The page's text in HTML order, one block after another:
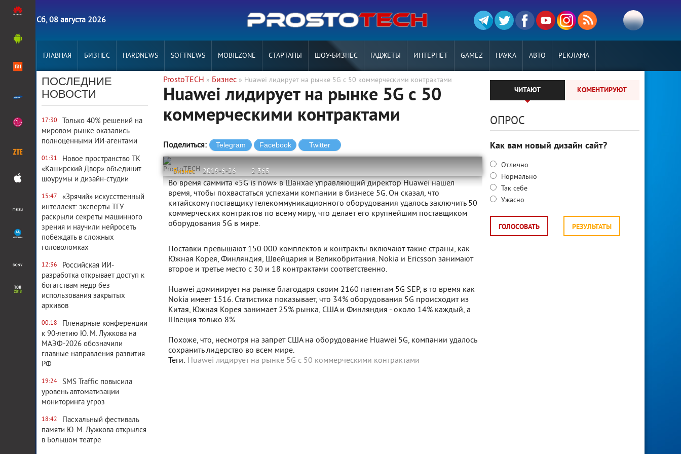
Сб, 08 августа 2026
ГЛАВНАЯ БИЗНЕС HARDNEWS SOFTNEWS MOBILZONE СТАРТАПЫ ШОУ-БИЗНЕС ГАДЖЕТЫ ИНТЕРНЕТ GAMEZ НАУКА АВТО РЕКЛАМА
ПОСЛЕДНИЕ
НОВОСТИ
17:30
Только 40% решений на
мировом рынке оказались
полноценными ИИ-агентами
01:31
Новое пространство ТК
«Каширский Двор» объединит
шоурумы и дизайн-студии
15:47
«Зрячий» искусственный
интеллект: эксперты ТГУ
раскрыли секреты машинного
зрения и научили нейросеть
побеждать в сложных
головоломках
12:36
Российская ИИ-
разработка открывает доступ к
богатствам недр без
использования закрытых
архивов
00:18
Пленарные конференции
к 90-летию Ю. М. Лужкова на
МАЭФ-2026 обозначили
главные направления развития
РФ
19:24
SMS Traffic повысила
уровень автоматизации
мониторинга угроз
18:42
Пасхальный фестиваль
памяти Ю. М. Лужкова открылся
в Большом театре
ProstoTECH » Бизнес » Huawei лидирует на рынке 5G с 50 коммерческими контрактами
Huawei лидирует на рынке 5G с 50
коммерческими контрактами
Поделиться:
Бизнес 2019-6-26 2 365
ProstoTECH
Во время саммита «5G is now» в Шанхае управляющий директор Huawei нашел
время, чтобы похвастаться успехами компании в бизнесе 5G. Он сказал, что
китайскому поставщику телекоммуникационного оборудования удалось заключить 50
коммерческих контрактов по всему миру, что делает его крупнейшим поставщиком
оборудования 5G в мире.
Поставки превышают 150 000 комплектов и контракты включают такие страны, как
Южная Корея, Финляндия, Швейцария и Великобритания. Nokia и Ericsson занимают
второе и третье место с 30 и 18 контрактами соответственно.
Huawei доминирует на рынке благодаря своим 2160 патентам 5G SEP, в то время как
Nokia имеет 1516. Статистика показывает, что 34% оборудования 5G происходит из
Китая, Южная Корея занимает 25% рынка, США и Финляндия - около 14% каждый, а
Швеция только 8%.
Похоже, что, несмотря на запрет США на оборудование Huawei 5G, компании удалось
сохранить лидерство во всем мире.
Теги: Huawei лидирует на рынке 5G с 50 коммерческими контрактами
ЧИТАЮТ КОМЕНТИРУЮТ
ОПРОС
Как вам новый дизайн сайт?
Отлично
Нормально
Так себе
Ужасно
ГОЛОСОВАТЬ РЕЗУЛЬТАТЫ